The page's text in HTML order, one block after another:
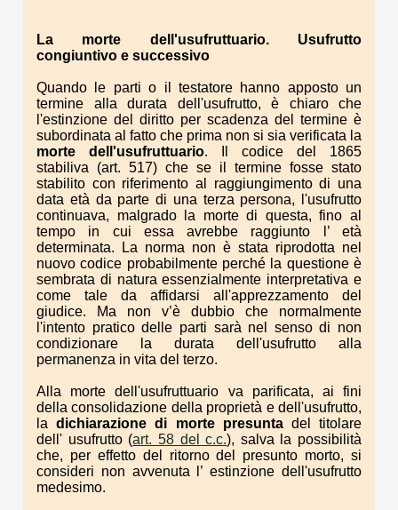
La morte dell'usufruttuario. Usufrutto
congiuntivo e successivo
Quando le parti o il testatore hanno apposto un
termine alla durata dell'usufrutto, è chiaro che
l'estinzione del diritto per scadenza del termine è
subordinata al fatto che prima non si sia verificata la
morte dell'usufruttuario. Il codice del 1865
stabiliva (art. 517) che se il termine fosse stato
stabilito con riferimento al raggiungimento di una
data età da parte di una terza persona, l'usufrutto
continuava, malgrado la morte di questa, fino al
tempo in cui essa avrebbe raggiunto l’ età
determinata. La norma non è stata riprodotta nel
nuovo codice probabilmente perché la questione è
sembrata di natura essenzialmente interpretativa e
come tale da affidarsi all'apprezzamento del
giudice. Ma non v’è dubbio che normalmente
l'intento pratico delle parti sarà nel senso di non
condizionare la durata dell'usufrutto alla
permanenza in vita del terzo.
Alla morte dell'usufruttuario va parificata, ai fini
della consolidazione della proprietà e dell'usufrutto,
ladichiarazione di mortepresuntadel titolare
dell' usufrutto (art. 58 del c.c.), salva la possibilità
che, per effetto del ritorno del presunto morto, si
consideri non avvenuta l’ estinzione dell'usufrutto
medesimo.